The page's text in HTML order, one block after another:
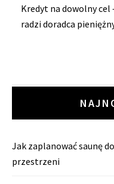
Zobacz
wpisy
Kredyt na dowolny cel
radzi doradca
Jak zaplanować saunę
przestrzeni